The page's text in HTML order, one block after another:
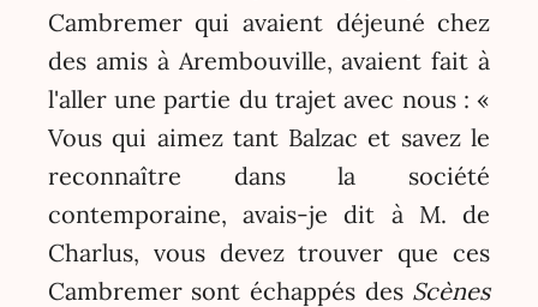
Cambremer qui avaient déjeuné chez
des amis à Arembouville, avaient fait à
l'aller une partie du trajet avec nous : «
Vous qui aimez tant Balzac et savez le
reconnaître dans la société
contemporaine, avais-je dit à M. de
Charlus, vous devez trouver que ces
Cambremer sont échappés des Scènes